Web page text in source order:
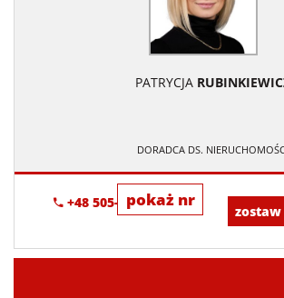
PATRYCJA
DORADCA DS.
pokaż nr
+48 505-236-943